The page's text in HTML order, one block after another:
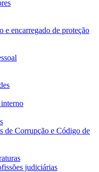
e encarregado de proteção
de Corrupção e Código de
judiciárias